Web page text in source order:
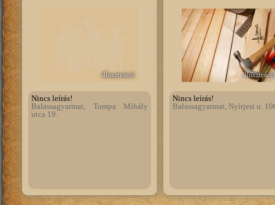
illusztráció
Nincs leírás!
Balassagyarmat, Tompa Mihály
utca 19.
illusztráció
Nincs leírás!
Balassagyarmat, Nyírjesi u.